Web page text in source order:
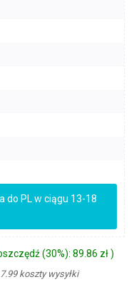
do PL w ciągu 13-18
(30%): 89.86 zł )
7.99 koszty wysyłki